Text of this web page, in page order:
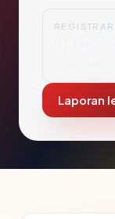
REGISTRAR
Laporan